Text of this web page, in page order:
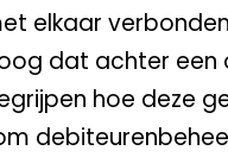
elkaar
dat achter
hoe deze